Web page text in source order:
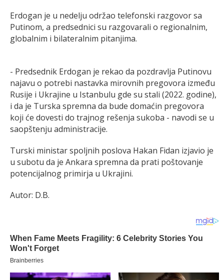
Erdogan je u nedelju održao telefonski razgovor sa
Putinom, a predsednici su razgovarali o regionalnim,
globalnim i bilateralnim pitanjima.
- Predsednik Erdogan je rekao da pozdravlja Putinovu
najavu o potrebi nastavka mirovnih pregovora između
Rusije i Ukrajine u Istanbulu gde su stali (2022. godine),
i da je Turska spremna da bude domaćin pregovora
koji će dovesti do trajnog rešenja sukoba - navodi se u
saopštenju administracije.
Turski ministar spoljnih poslova Hakan Fidan izjavio je
u subotu da je Ankara spremna da prati poštovanje
potencijalnog primirja u Ukrajini.
Autor: D.B.